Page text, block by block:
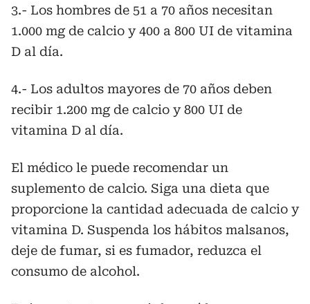
3.- Los hombres de 51 a 70 años necesitan
1.000 mg de calcio y 400 a 800 UI de vitamina
D al día.
4.- Los adultos mayores de 70 años deben
recibir 1.200 mg de calcio y 800 UI de
vitamina D al día.
El médico le puede recomendar un
suplemento de calcio. Siga una dieta que
proporcione la cantidad adecuada de calcio y
vitamina D. Suspenda los hábitos malsanos,
deje de fumar, si es fumador, reduzca el
consumo de alcohol.